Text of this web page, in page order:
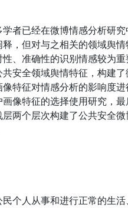
者已经在微博情感分析研
，但对与之相关的领域舆
、准确性的识别情感较为
安全领域舆情特征，构建
特征对情感分析的影响度
像特征的选择使用研究，
两个层次构建了公共安全
个人从事和进行正常的生